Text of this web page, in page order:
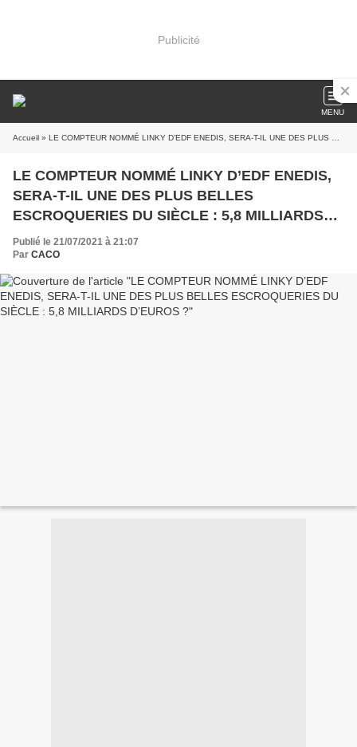
Publicité
MENU
Accueil » LE COMPTEUR NOMMÉ LINKY D’EDF ENEDIS, SERA-T-IL UNE DES PLUS BELLES ESCROQUERIES DU SIÈCLE : 5,8 MILLIARDS D’EUROS ?
LE COMPTEUR NOMMÉ LINKY D’EDF ENEDIS,
SERA-T-IL UNE DES PLUS BELLES
ESCROQUERIES DU SIÈCLE : 5,8 MILLIARDS
D’EUROS ?
Publié le 21/07/2021 à 21:07
Par CACO